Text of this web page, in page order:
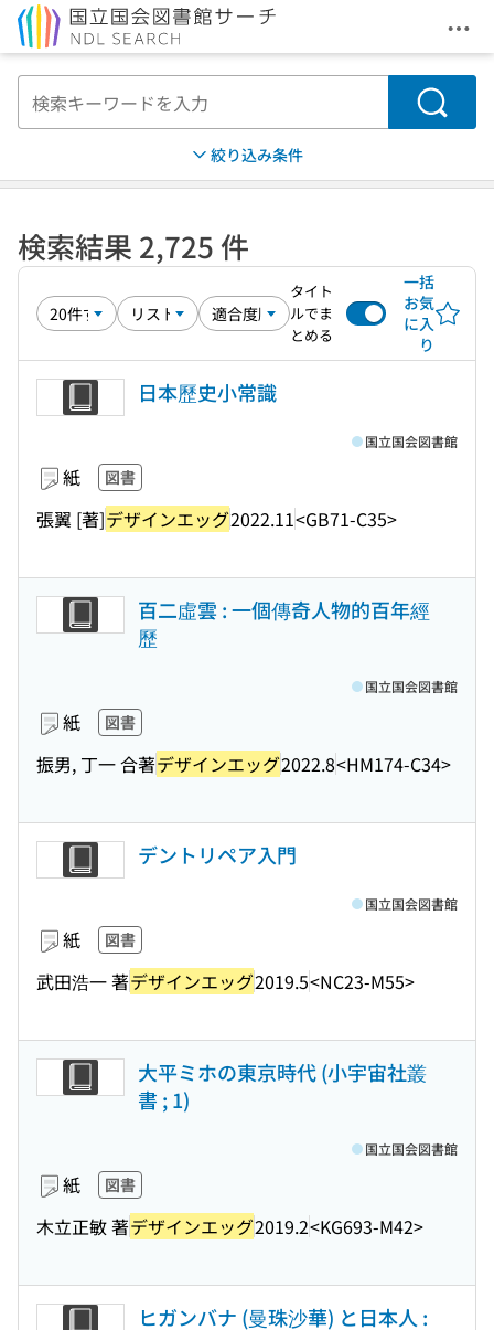
メ
検索
絞り込み条件
検索結果 2,725 件
タイト
ルでま
とめる
一括
お気
に入
り
日本歷史小常識
紙 図書
張翼 [著]デザインエッグ2022.11<GB71-C35>
国立国会図書館
百二虛雲 : 一個傳奇人物的百年經
歷
紙 図書
振男, 丁一 合著デザインエッグ2022.8<HM174-C34>
国立国会図書館
デントリペア入門
紙 図書
武田浩一 著デザインエッグ2019.5<NC23-M55>
国立国会図書館
大平ミホの東京時代 (小宇宙社叢
書 ; 1)
紙 図書
木立正敏 著デザインエッグ2019.2<KG693-M42>
国立国会図書館
ヒガンバナ (曼珠沙華) と日本人 :